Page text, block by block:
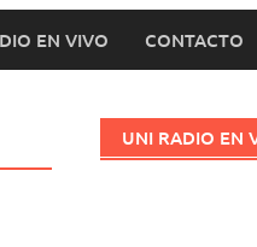
EN VIVO CONTACTO
UNI RADIO EN